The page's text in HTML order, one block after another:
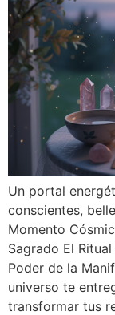
Un portal
conscientes,
Momento
Sagrado El
Poder de la
universo te
transformar tus